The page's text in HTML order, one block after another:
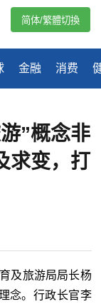
金融 消费
简体/繁體切換
”概念非
求变，打
及旅游局局长杨
念。行政长官李